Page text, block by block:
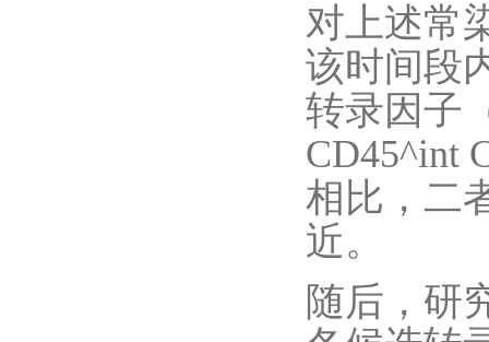
对上述常
该时间段
转录因子
CD45^int
相比，二
近。
随后，研